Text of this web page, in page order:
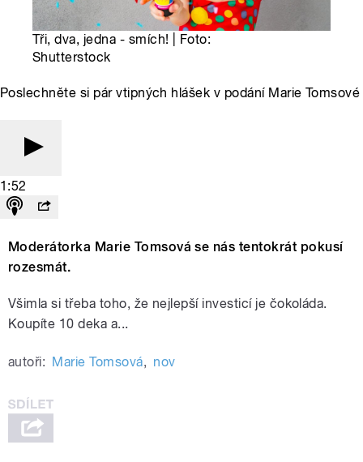
Tři, dva, jedna - smích! | Foto:
Shutterstock
Poslechněte si pár vtipných hlášek v podání Marie Tomsové
1:52
Moderátorka Marie Tomsová se nás tentokrát pokusí
rozesmát.
Všimla si třeba toho, že nejlepší investicí je čokoláda.
Koupíte 10 deka a...
autoři: Marie Tomsová, nov